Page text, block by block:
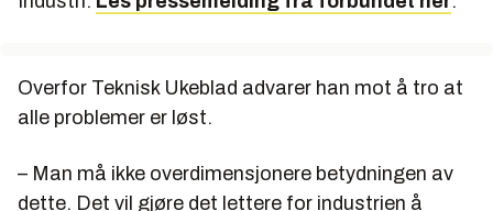
Overfor Teknisk Ukeblad advarer han mot å tro at
alle problemer er løst.
– Man må ikke overdimensjonere betydningen av
dette. Det vil gjøre det lettere for industrien å